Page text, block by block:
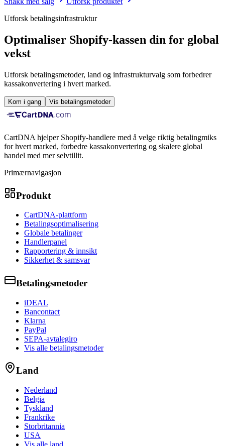
Utforsk betalingsinfrastruktur
Optimaliser Shopify-kassen din for global
vekst
Utforsk betalingsmetoder, land og infrastrukturvalg som forbedrer
kassakonvertering i hvert marked.
Kom i gang Vis betalingsmetoder
CartDNA hjelper Shopify-handlere med å velge riktig betalingmiks
for hvert marked, forbedre kassakonvertering og skalere global
handel med mer selvtillit.
Primærnavigasjon
Produkt
CartDNA-plattform
Betalingsoptimalisering
Globale betalinger
Handlerpanel
Rapportering & innsikt
Sikkerhet & samsvar
Betalingsmetoder
iDEAL
Bancontact
Klarna
PayPal
SEPA-avtalegiro
Vis alle betalingsmetoder
Land
Nederland
Belgia
Tyskland
Frankrike
Storbritannia
USA